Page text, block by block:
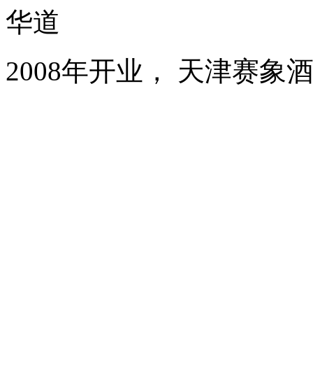
华道
2008年开业， 天津赛